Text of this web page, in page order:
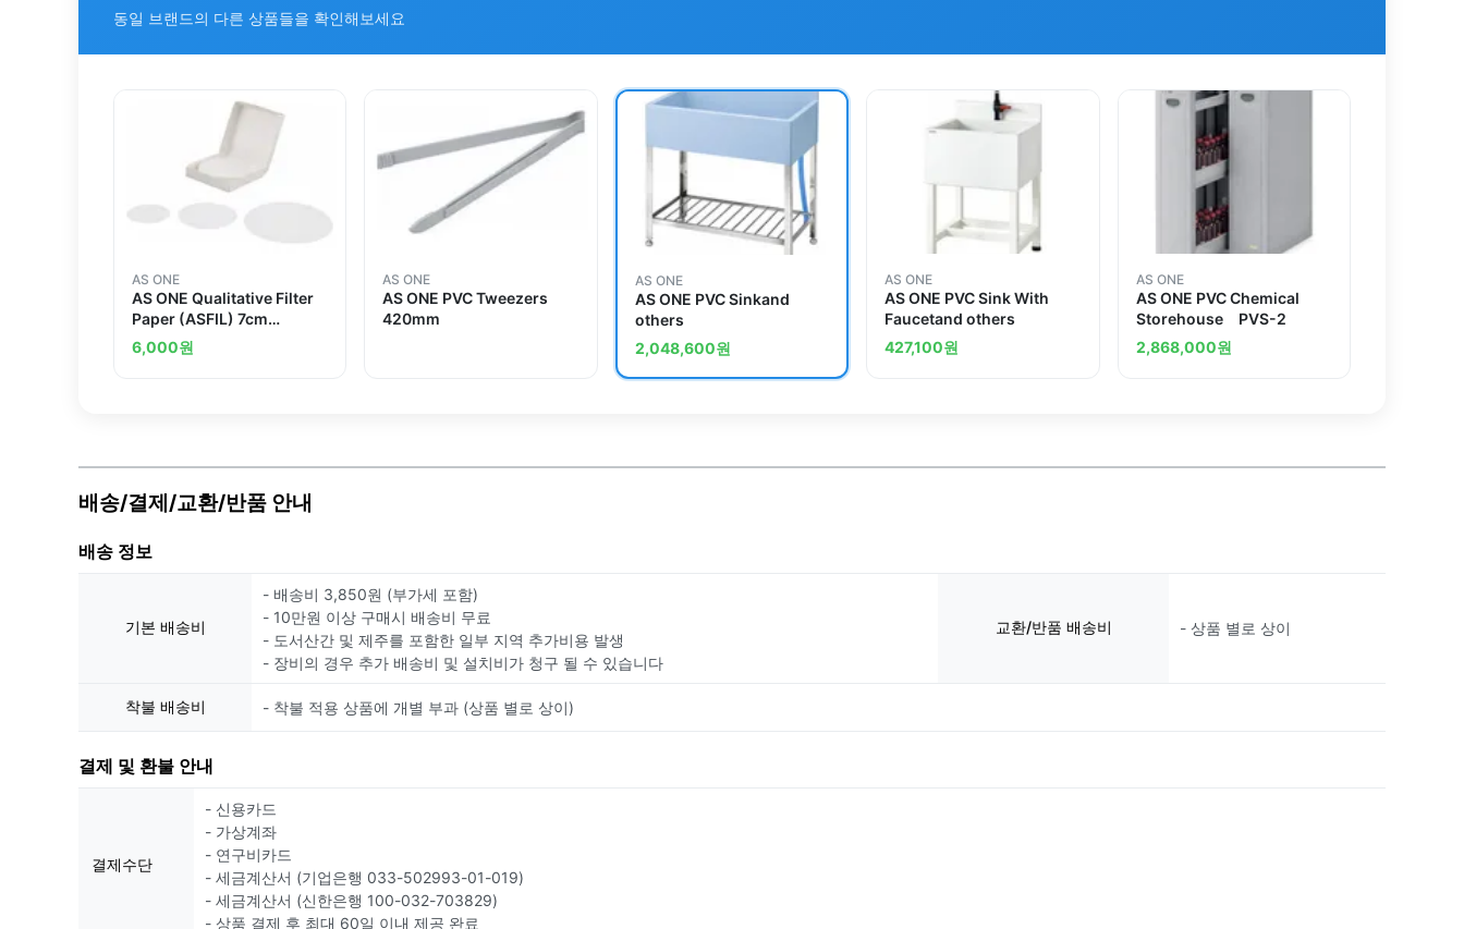
동일 브랜드의 다른 상품들을 확인해보세요
AS ONE
AS ONE Qualitative Filter
Paper (ASFIL) 7cm
1017and others
6,000원
AS ONE
AS ONE PVC Tweezers
420mm
AS ONE
AS ONE PVC Sinkand
others
2,048,600원
AS ONE
AS ONE PVC Sink With
Faucetand others
427,100원
AS ONE
AS ONE PVC Chemical
Storehouse PVS-2
2,868,000원
배송/결제/교환/반품 안내
배송 정보
기본 배송비
- 배송비 3,850원 (부가세 포함)
- 10만원 이상 구매시 배송비 무료
- 도서산간 및 제주를 포함한 일부 지역 추가비용 발생
- 장비의 경우 추가 배송비 및 설치비가 청구 될 수 있습니다
교환/반품 배송비 - 상품 별로 상이
착불 배송비 - 착불 적용 상품에 개별 부과 (상품 별로 상이)
결제 및 환불 안내
결제수단
- 신용카드
- 가상계좌
- 연구비카드
- 세금계산서 (기업은행 033-502993-01-019)
- 세금계산서 (신한은행 100-032-703829)
- 상품 결제 후 최대 60일 이내 제공 완료